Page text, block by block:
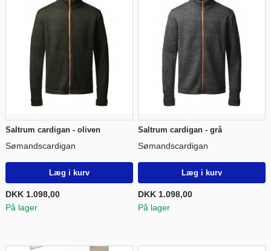
Saltrum cardigan - oliven
Sømandscardigan
Læg i kurv
DKK 1.098,00
På lager
Saltrum cardigan - grå
Sømandscardigan
Læg i kurv
DKK 1.098,00
På lager